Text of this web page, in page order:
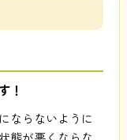
！
ならないように